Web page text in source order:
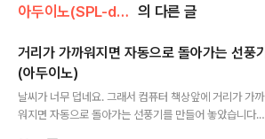
아두이노(SPL-duino) 의 다른 글
거리가 가까워지면 자동으로 돌아가는 선풍기
(아두이노)
날씨가 너무 덥네요. 그래서 컴퓨터 책상앞에 거리가 가까
워지면 자동으로 돌아가는 선풍기를 만들어 놓았습니다.